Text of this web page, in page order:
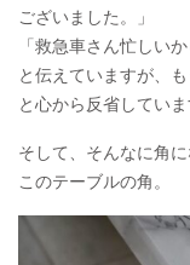
ございました。」
「救急車さん忙しい
と伝えていますが、
と心から反省していま
そして、そんなに角
このテーブルの角。